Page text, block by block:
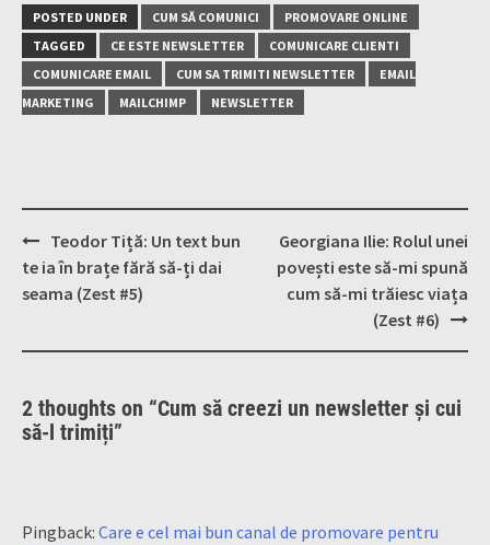
POSTED UNDER CUM SĂ COMUNICI
PROMOVARE ONLINE
TAGGED
CE ESTE NEWSLETTER
COMUNICARE CLIENTI
COMUNICARE EMAIL
CUM SA TRIMITI NEWSLETTER
EMAIL
MARKETING
MAILCHIMP NEWSLETTER
Post
navigation
Teodor Tiță: Un text bun
te ia în brațe fără să-ți dai
seama (Zest #5)
Georgiana Ilie: Rolul unei
povești este să-mi spună
cum să-mi trăiesc viața
(Zest #6)
2 thoughts on “Cum să creezi un newsletter și cui
să-l trimiți”
Pingback: Care e cel mai bun canal de promovare pentru